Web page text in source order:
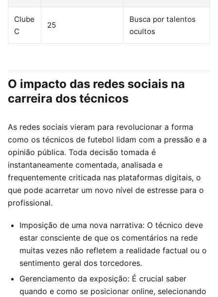
Clube
C
25
Busca por talentos
ocultos
O impacto das redes sociais na
carreira dos técnicos
As redes sociais vieram para revolucionar a forma
como os técnicos de futebol lidam com a pressão e a
opinião pública. Toda decisão tomada é
instantaneamente comentada, analisada e
frequentemente criticada nas plataformas digitais, o
que pode acarretar um novo nível de estresse para o
profissional.
Imposição de uma nova narrativa: O técnico deve
estar consciente de que os comentários na rede
muitas vezes não refletem a realidade factual ou o
sentimento geral dos torcedores.
Gerenciamento da exposição: É crucial saber
quando e como se posicionar online, selecionando